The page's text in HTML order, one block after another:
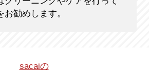
勧めします。
sacaiの